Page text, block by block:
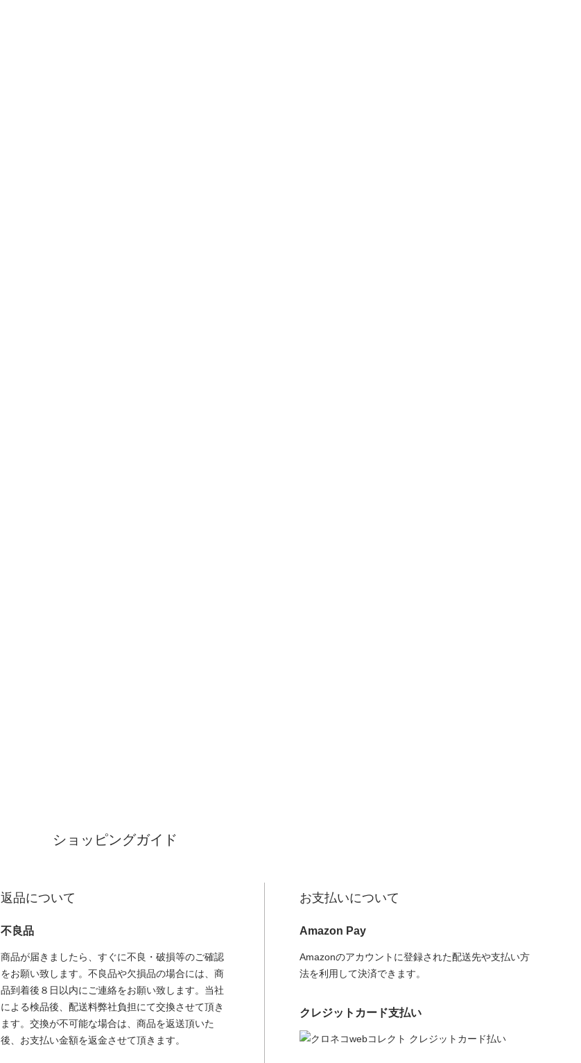
ショッピングガイド
返品について
不良品
商品が届きましたら、すぐに不良・破損等のご確認
をお願い致します。不良品や欠損品の場合には、商
品到着後８日以内にご連絡をお願い致します。当社
による検品後、配送料弊社負担にて交換させて頂き
ます。交換が不可能な場合は、商品を返送頂いた
後、お支払い金額を返金させて頂きます。
お支払いについて
Amazon Pay
Amazonのアカウントに登録された配送先や支払い方
法を利用して決済できます。
クレジットカード支払い